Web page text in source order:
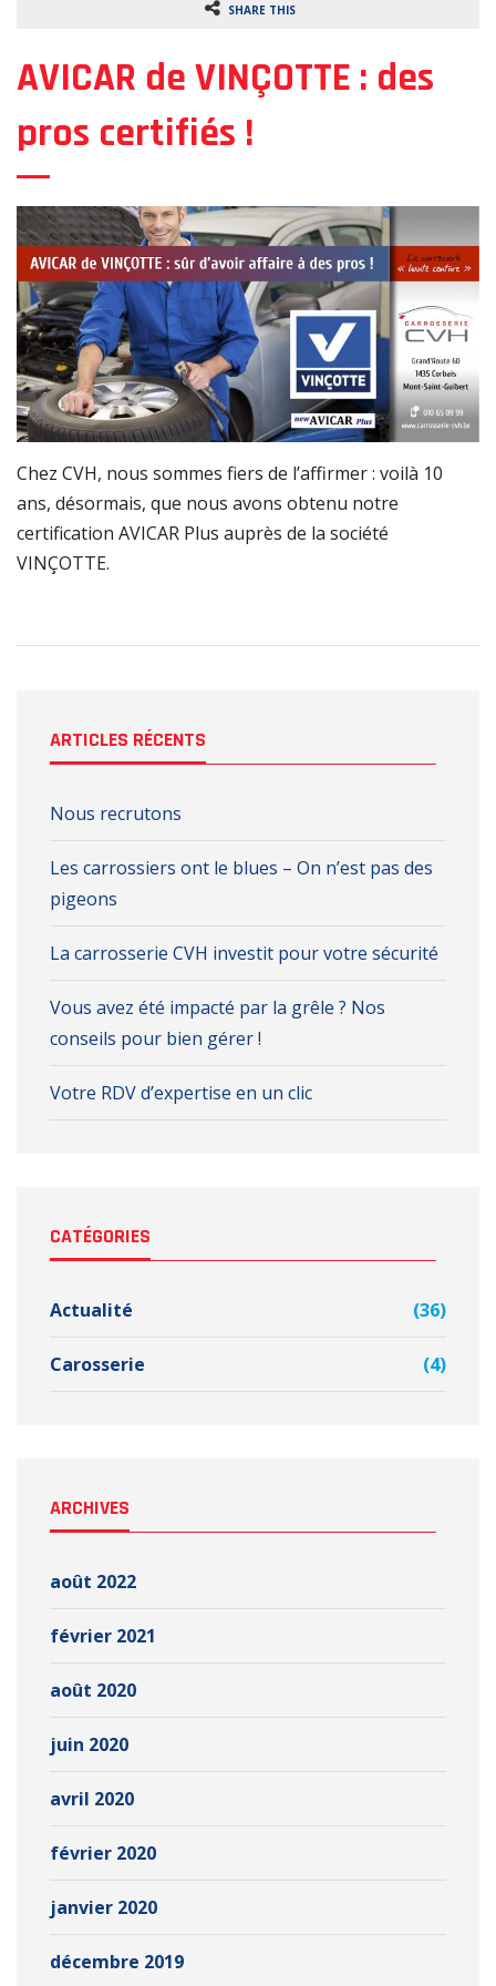
o
SHARE THIS
AVICAR de VINÇOTTE : des
pros certifiés !
Chez CVH, nous sommes fiers de l’affirmer : voilà 10
ans, désormais, que nous avons obtenu notre
certification AVICAR Plus auprès de la société
VINÇOTTE.
ARTICLES RÉCENTS
Nous recrutons
Les carrossiers ont le blues – On n’est pas des
pigeons
La carrosserie CVH investit pour votre sécurité
Vous avez été impacté par la grêle ? Nos
conseils pour bien gérer !
Votre RDV d’expertise en un clic
CATÉGORIES
Actualité (36)
Carosserie (4)
ARCHIVES
août 2022
février 2021
août 2020
juin 2020
avril 2020
février 2020
janvier 2020
décembre 2019